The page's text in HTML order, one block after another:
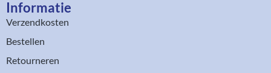
Informatie
Verzendkosten
Bestellen
Retourneren